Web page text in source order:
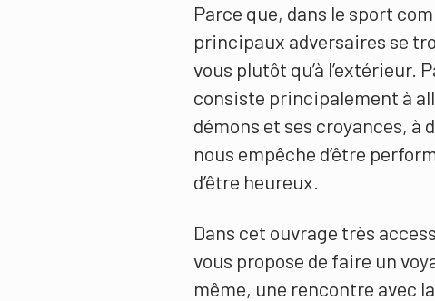
Parce que, dans le sport
principaux adversaires se
vous plutôt qu’à l’extérieur.
consiste principalement à
démons et ses croyances, à
nous empêche d’être
d’être heureux.
Dans cet ouvrage très
vous propose de faire un
même, une rencontre avec